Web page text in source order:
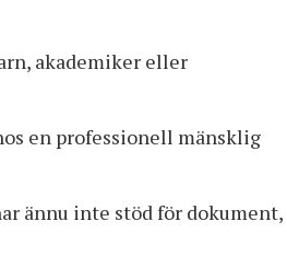
akademiker eller
en professionell mänsklig
ännu inte stöd för dokument,